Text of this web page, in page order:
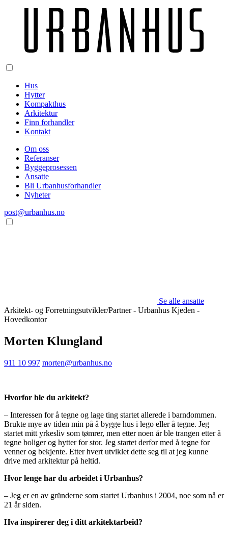
Hus
Hytter
Kompakthus
Arkitektur
Finn forhandler
Kontakt
Om oss
Referanser
Byggeprosessen
Ansatte
Bli Urbanhusforhandler
Nyheter
post@urbanhus.no
Se alle ansatte
Arkitekt- og Forretningsutvikler/Partner - Urbanhus Kjeden -
Hovedkontor
Morten Klungland
911 10 997 morten@urbanhus.no
Hvorfor ble du arkitekt?
– Interessen for å tegne og lage ting startet allerede i barndommen.
Brukte mye av tiden min på å bygge hus i lego eller å tegne. Jeg
startet mitt yrkesliv som tømrer, men etter noen år ble trangen etter å
tegne boliger og hytter for stor. Jeg startet derfor med å tegne for
venner og bekjente. Etter hvert utviklet dette seg til at jeg kunne
drive med arkitektur på heltid.
Hvor lenge har du arbeidet i Urbanhus?
– Jeg er en av gründerne som startet Urbanhus i 2004, noe som nå er
21 år siden.
Hva inspirerer deg i ditt arkitektarbeid?